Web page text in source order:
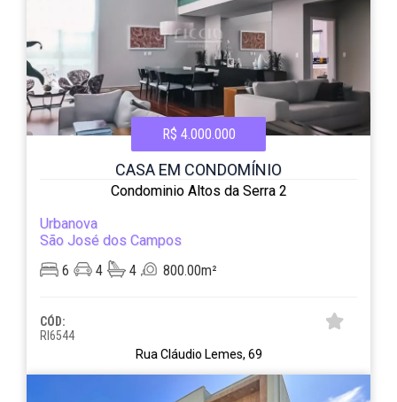
R$ 4.000.000
CASA EM CONDOMÍNIO
Condominio Altos da Serra 2
Urbanova
São José dos Campos
6
4 4 800.00m²
CÓD:
RI6544
Rua Cláudio Lemes, 69